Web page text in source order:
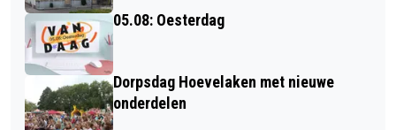
05.08: Oesterdag
Dorpsdag Hoevelaken met nieuwe
onderdelen